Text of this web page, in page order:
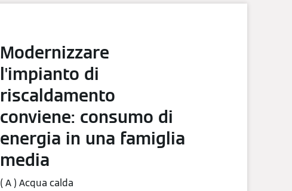
Modernizzare
l'impianto di
riscaldamento
conviene: consumo di
energia in una famiglia
media
( A ) Acqua calda